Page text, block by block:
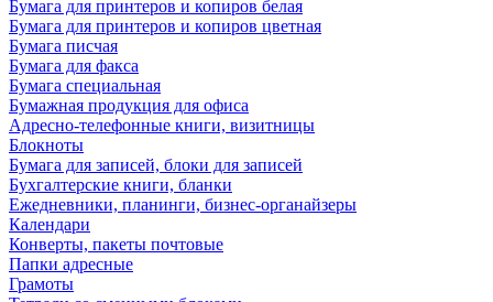
Бумага для принтеров и копиров белая
Бумага для принтеров и копиров цветная
Бумага писчая
Бумага для факса
Бумага специальная
Бумажная продукция для офиса
Адресно-телефонные книги, визитницы
Блокноты
Бумага для записей, блоки для записей
Бухгалтерские книги, бланки
Ежедневники, планинги, бизнес-органайзеры
Календари
Конверты, пакеты почтовые
Папки адресные
Грамоты